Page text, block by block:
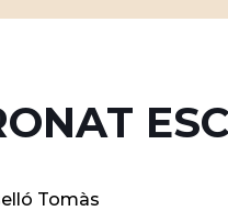
Tomàs